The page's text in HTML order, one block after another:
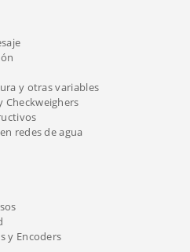
y otras variables
Checkweighers
redes de agua
y Encoders